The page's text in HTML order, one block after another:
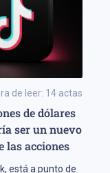
de leer: 14 actas
de dólares
ser un nuevo
las acciones
está a punto de